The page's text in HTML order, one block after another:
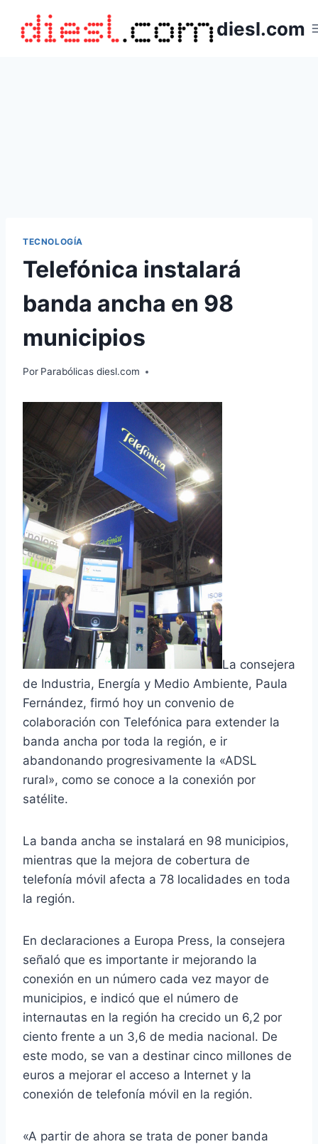
contenido
diesl.com
TECNOLOGÍA
Telefónica instalará
banda ancha en 98
municipios
Por Parabólicas diesl.com
La consejera
de Industria, Energía y Medio Ambiente, Paula
Fernández, firmó hoy un convenio de
colaboración con Telefónica para extender la
banda ancha por toda la región, e ir
abandonando progresivamente la «ADSL
rural», como se conoce a la conexión por
satélite.
La banda ancha se instalará en 98 municipios,
mientras que la mejora de cobertura de
telefonía móvil afecta a 78 localidades en toda
la región.
En declaraciones a Europa Press, la consejera
señaló que es importante ir mejorando la
conexión en un número cada vez mayor de
municipios, e indicó que el número de
internautas en la región ha crecido un 6,2 por
ciento frente a un 3,6 de media nacional. De
este modo, se van a destinar cinco millones de
euros a mejorar el acceso a Internet y la
conexión de telefonía móvil en la región.
«A partir de ahora se trata de poner banda